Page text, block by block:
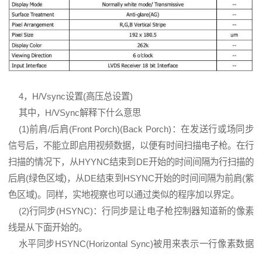
4，H/Vsync设置(高压总设置)
其中，H/VSync解释下什么意思
(1)前肩/后肩(Front Porch)(Back Porch)：在发送行或场同步
信号后，不能立即启用视频数据，以便有时间扫描电子枪。在行
扫描的情况下，从HYYNC结束到DE开始的时间间隔为行扫描的
后肩(绿色区域)，从DE结束到HSYNC开始的时间间隔为前肩(紫
色区域)。同样，实地视察也可以通过类似的程序加以界定。
(2)行同步(HSYNC)：行同步是让电子枪控制器知道新的像素
线是从下面开始的。
水平同步HSYNC(Horizontal Sync)被用来表示一行像素数据